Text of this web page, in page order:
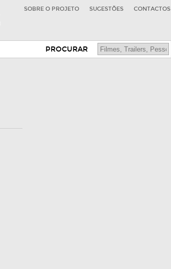
SOBRE O PROJETO SUGESTÕES CONTACTOS
PROCURAR